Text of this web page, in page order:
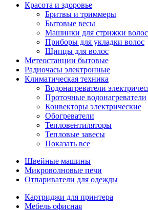
Красота и здоровье
Бритвы и триммеры
Бытовые весы
Машинки для стрижки волос
Приборы для укладки волос
Щипцы для волос
Метеостанции бытовые
Радиочасы электронные
Климатическая техника
Водонагреватели
Проточные водонагреватели
Конвекторы электрические
Обогреватели
Тепловентиляторы
Тепловые завесы
Показать все
Швейные машины
Микроволновые печи
Отпариватели для одежды
Картриджи для принтера
Мебель офисная